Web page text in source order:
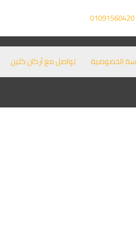
01091560420
الخصوصية تواصل مع أركان كلين